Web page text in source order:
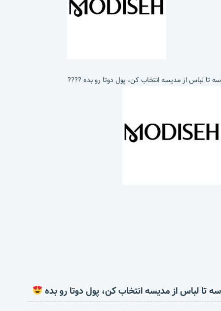
سه تا لباس از مدیسه انتخاب کن، پول دوتا رو بده ????
سه تا لباس از مدیسه انتخاب کن، پول دوتا رو بده